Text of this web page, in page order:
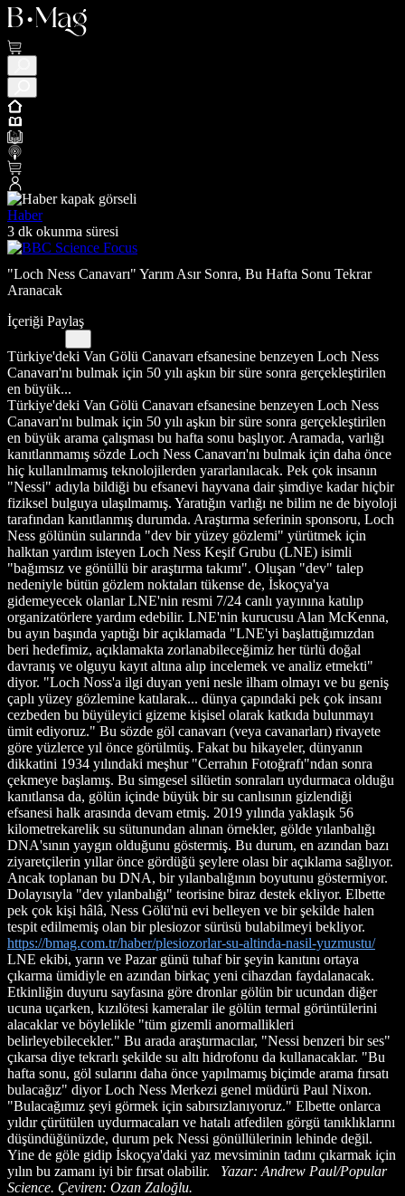
Haber
3 dk okunma süresi
"Loch Ness Canavarı" Yarım Asır Sonra, Bu Hafta Sonu Tekrar
Aranacak
İçeriği Paylaş
Türkiye'deki Van Gölü Canavarı efsanesine benzeyen Loch Ness
Canavarı'nı bulmak için 50 yılı aşkın bir süre sonra gerçekleştirilen
en büyük...
Türkiye'deki Van Gölü Canavarı efsanesine benzeyen Loch Ness
Canavarı'nı bulmak için 50 yılı aşkın bir süre sonra gerçekleştirilen
en büyük arama çalışması bu hafta sonu başlıyor. Aramada, varlığı
kanıtlanmamış sözde Loch Ness Canavarı'nı bulmak için daha önce
hiç kullanılmamış teknolojilerden yararlanılacak. Pek çok insanın
"Nessi" adıyla bildiği bu efsanevi hayvana dair şimdiye kadar hiçbir
fiziksel bulguya ulaşılmamış. Yaratığın varlığı ne bilim ne de biyoloji
tarafından kanıtlanmış durumda. Araştırma seferinin sponsoru, Loch
Ness gölünün sularında "dev bir yüzey gözlemi" yürütmek için
halktan yardım isteyen Loch Ness Keşif Grubu (LNE) isimli
"bağımsız ve gönüllü bir araştırma takımı". Oluşan "dev" talep
nedeniyle bütün gözlem noktaları tükense de, İskoçya'ya
gidemeyecek olanlar LNE'nin resmi 7/24 canlı yayınına katılıp
organizatörlere yardım edebilir. LNE'nin kurucusu Alan McKenna,
bu ayın başında yaptığı bir açıklamada "LNE'yi başlattığımızdan
beri hedefimiz, açıklamakta zorlanabileceğimiz her türlü doğal
davranış ve olguyu kayıt altına alıp incelemek ve analiz etmekti"
diyor. "Loch Noss'a ilgi duyan yeni nesle ilham olmayı ve bu geniş
çaplı yüzey gözlemine katılarak... dünya çapındaki pek çok insanı
cezbeden bu büyüleyici gizeme kişisel olarak katkıda bulunmayı
ümit ediyoruz." Bu sözde göl canavarı (veya cavanarları) rivayete
göre yüzlerce yıl önce görülmüş. Fakat bu hikayeler, dünyanın
dikkatini 1934 yılındaki meşhur "Cerrahın Fotoğrafı"ndan sonra
çekmeye başlamış. Bu simgesel silüetin sonraları uydurmaca olduğu
kanıtlansa da, gölün içinde büyük bir su canlısının gizlendiği
efsanesi halk arasında devam etmiş. 2019 yılında yaklaşık 56
kilometrekarelik su sütunundan alınan örnekler, gölde yılanbalığı
DNA'sının yaygın olduğunu göstermiş. Bu durum, en azından bazı
ziyaretçilerin yıllar önce gördüğü şeylere olası bir açıklama sağlıyor.
Ancak toplanan bu DNA, bir yılanbalığının boyutunu göstermiyor.
Dolayısıyla "dev yılanbalığı" teorisine biraz destek ekliyor. Elbette
pek çok kişi hâlâ, Ness Gölü'nü evi belleyen ve bir şekilde halen
tespit edilmemiş olan bir plesiozor sürüsü bulabilmeyi bekliyor.
https://bmag.com.tr/haber/plesiozorlar-su-altinda-nasil-yuzmustu/
LNE ekibi, yarın ve Pazar günü tuhaf bir şeyin kanıtını ortaya
çıkarma ümidiyle en azından birkaç yeni cihazdan faydalanacak.
Etkinliğin duyuru sayfasına göre dronlar gölün bir ucundan diğer
ucuna uçarken, kızılötesi kameralar ile gölün termal görüntülerini
alacaklar ve böylelikle "tüm gizemli anormallikleri
belirleyebilecekler." Bu arada araştırmacılar, "Nessi benzeri bir ses"
çıkarsa diye tekrarlı şekilde su altı hidrofonu da kullanacaklar. "Bu
hafta sonu, göl sularını daha önce yapılmamış biçimde arama fırsatı
bulacağız" diyor Loch Ness Merkezi genel müdürü Paul Nixon.
"Bulacağımız şeyi görmek için sabırsızlanıyoruz." Elbette onlarca
yıldır çürütülen uydurmacaları ve hatalı atfedilen görgü tanıklıklarını
düşündüğünüzde, durum pek Nessi gönüllülerinin lehinde değil.
Yine de göle gidip İskoçya'daki yaz mevsiminin tadını çıkarmak için
yılın bu zamanı iyi bir fırsat olabilir. Yazar: Andrew Paul/Popular
Science. Çeviren: Ozan Zaloğlu.